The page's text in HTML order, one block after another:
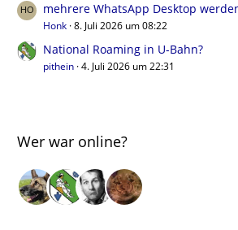
mehrere WhatsApp Desktop
Honk 8. Juli 2026 um 08:22
National Roaming in U-Bahn?
pithein 4. Juli 2026 um 22:31
Wer war online?